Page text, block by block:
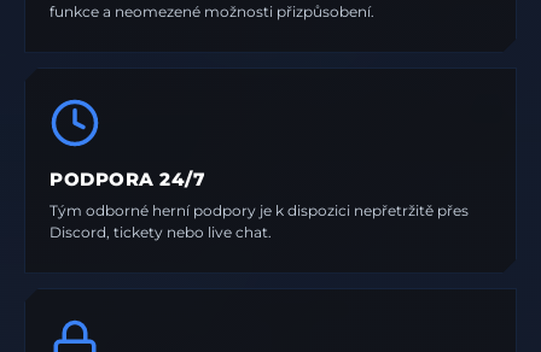
funkce a neomezené možnosti přizpůsobení.
PODPORA 24/7
Tým odborné herní podpory je k dispozici nepřetržitě přes
Discord, tickety nebo live chat.